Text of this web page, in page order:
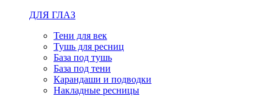
ДЛЯ ГЛАЗ
Тени для век
Тушь для ресниц
База под тушь
База под тени
Карандаши и подводки
Накладные ресницы